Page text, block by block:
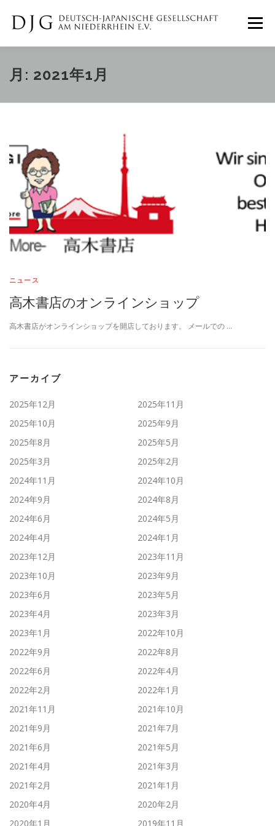
ッ
メニュー
ホーム
月: 2021年1月
ニュース
高木書店のオンラインショップ
高木書店がオンラインショップを開店しております。 メールでの …
アーカイブ
2025年12月
2025年11月
2025年10月
2025年9月
2025年8月
2025年5月
2025年3月
2025年2月
2024年11月
2024年10月
2024年9月
2024年8月
2024年6月
2024年5月
2024年4月
2024年1月
2023年12月
2023年11月
2023年10月
2023年9月
2023年6月
2023年5月
2023年4月
2023年3月
2023年1月
2022年10月
2022年9月
2022年8月
2022年6月
2022年4月
2022年2月
2022年1月
2021年11月
2021年10月
2021年9月
2021年7月
2021年6月
2021年5月
2021年4月
2021年3月
2021年2月
2021年1月
2020年4月
2020年2月
2020年1月
2019年11月